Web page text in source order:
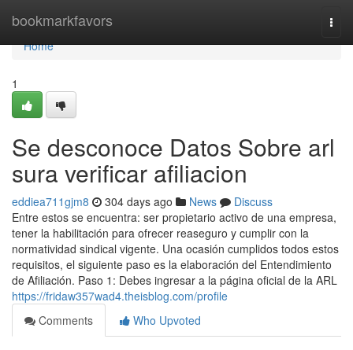
bookmarkfavors
Home
Home
1
Se desconoce Datos Sobre arl
sura verificar afiliacion
eddiea711gjm8 304 days ago News
Discuss
Entre estos se encuentra: ser propietario activo de una empresa,
tener la habilitación para ofrecer reaseguro y cumplir con la
normatividad sindical vigente. Una ocasión cumplidos todos estos
requisitos, el siguiente paso es la elaboración del Entendimiento
de Afiliación. Paso 1: Debes ingresar a la página oficial de la ARL
https://fridaw357wad4.theisblog.com/profile
Comments
Who Upvoted